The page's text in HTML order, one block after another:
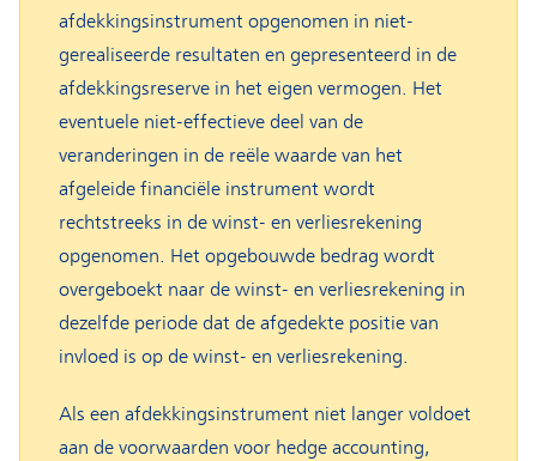
afdekkingsinstrument opgenomen in niet-
gerealiseerde resultaten en gepresenteerd in de
afdekkingsreserve in het eigen vermogen. Het
eventuele niet-effectieve deel van de
veranderingen in de reële waarde van het
afgeleide financiële instrument wordt
rechtstreeks in de winst- en verliesrekening
opgenomen. Het opgebouwde bedrag wordt
overgeboekt naar de winst- en verliesrekening in
dezelfde periode dat de afgedekte positie van
invloed is op de winst- en verliesrekening.
Als een afdekkingsinstrument niet langer voldoet
aan de voorwaarden voor hedge accounting,